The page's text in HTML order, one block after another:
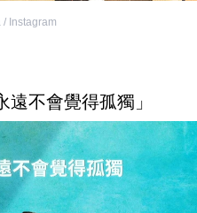
Instagram
不會覺得孤獨」